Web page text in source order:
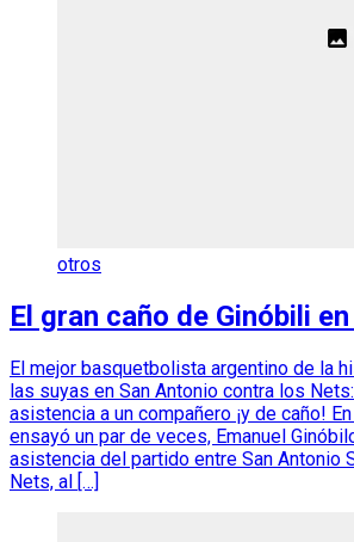
otros
El gran caño de Ginóbili
El mejor basquetbolista argentino de la
las suyas en San Antonio contra los
asistencia a un compañero ¡y de caño!
ensayó un par de veces, Emanuel
asistencia del partido entre San Antonio
Nets, al […]